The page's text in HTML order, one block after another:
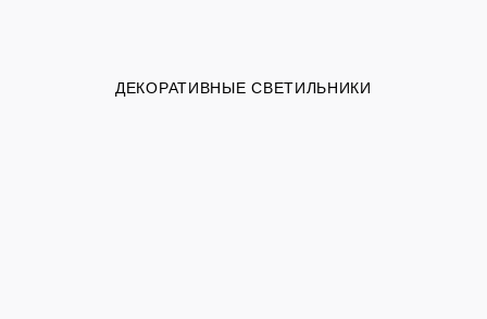
ДЕКОРАТИВНЫЕ СВЕТИЛЬНИКИ